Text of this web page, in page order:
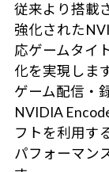
従来より搭載
強化された
応ゲームタイ
化を実現します
ゲーム配信・
NVIDIA
フトを利用す
パフォーマン